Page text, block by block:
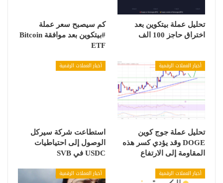
تحليل عملة بيتكوين بعد
اختراق حاجز 100 الف
كم سيصبح سعر عملة
#بيتكوين بعد موافقة Bitcoin
ETF
أخبار العملات الرقمية
تحليل عملة جوج كوين
DOGE وقد يؤدي كسر هذه
المقاومة إلى الارتفاع
أخبار العملات الرقمية
استطاعت شركة سيركل
الوصول إلى احتياطيات
USDC في SVB
أخبار العملات الرقمية أخبار العملات الرقمية